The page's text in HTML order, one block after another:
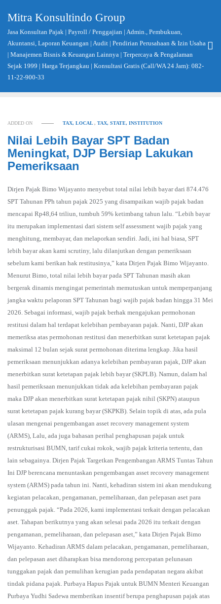
content
Mitra Konsultindo Group
Jasa Konsultan Pajak | Payroll / Penggajian | Admin., Pembukuan,
Akuntansi, Laporan Keuangan | Audit | Pendirian Perusahaan & Izin Usaha
| Manajemen Bisnis & Keuangan Lainnya | Terpercaya & Pengalaman
Sejak 1999 | Harga Terjangkau | Konsultasi Gratis (Call/WA 24 Jam): 082-
11-22-900-33
ADDED ON TAX, LOCAL,TAX, STATE, INSTITUTION
Nilai Lebih Bayar SPT Badan
Meningkat, DJP Bersiap Lakukan
Pemeriksaan
Dirjen Pajak Bimo Wijayanto menyebut total nilai lebih bayar dari 874.476
SPT Tahunan PPh tahun pajak 2025 yang disampaikan wajib pajak badan
mencapai Rp48,64 triliun, tumbuh 59% ketimbang tahun lalu. “Lebih bayar
itu merupakan implementasi dari sistem self assessment wajib pajak yang
menghitung, membayar, dan melaporkan sendiri. Jadi, ini hal biasa, SPT
lebih bayar akan kami scrutiny, lalu dilanjutkan dengan pemeriksaan
sebelum kami berikan hak restitusinya,” kata Dirjen Pajak Bimo Wijayanto.
Menurut Bimo, total nilai lebih bayar pada SPT Tahunan masih akan
bergerak dinamis mengingat pemerintah memutuskan untuk memperpanjang
jangka waktu pelaporan SPT Tahunan bagi wajib pajak badan hingga 31 Mei
2026. Sebagai informasi, wajib pajak berhak mengajukan permohonan
restitusi dalam hal terdapat kelebihan pembayaran pajak. Nanti, DJP akan
memeriksa atas permohonan restitusi dan menerbitkan surat ketetapan pajak
maksimal 12 bulan sejak surat permohonan diterima lengkap. Jika hasil
pemeriksaan menunjukkan adanya kelebihan pembayaran pajak, DJP akan
menerbitkan surat ketetapan pajak lebih bayar (SKPLB). Namun, dalam hal
hasil pemeriksaan menunjukkan tidak ada kelebihan pembayaran pajak
maka DJP akan menerbitkan surat ketetapan pajak nihil (SKPN) ataupun
surat ketetapan pajak kurang bayar (SKPKB). Selain topik di atas, ada pula
ulasan mengenai pengembangan asset recovery management system
(ARMS), Lalu, ada juga bahasan perihal penghapusan pajak untuk
restrukturisasi BUMN, tarif cukai rokok, wajib pajak kriteria tertentu, dan
lain sebagainya. Dirjen Pajak Targetkan Pengembangan ARMS Tuntas Tahun
Ini DJP berencana menuntaskan pengembangan asset recovery management
system (ARMS) pada tahun ini. Nanti, kehadiran sistem ini akan mendukung
kegiatan pelacakan, pengamanan, pemeliharaan, dan pelepasan aset para
penunggak pajak. “Pada 2026, kami implementasi terkait dengan pelacakan
aset. Tahapan berikutnya yang akan selesai pada 2026 itu terkait dengan
pengamanan, pemeliharaan, dan pelepasan aset,” kata Dirjen Pajak Bimo
Wijayanto. Kehadiran ARMS dalam pelacakan, pengamanan, pemeliharaan,
dan pelepasan aset diharapkan bisa mendorong percepatan pelunasan
tunggakan pajak dan pemulihan kerugian pada pendapatan negara akibat
tindak pidana pajak. Purbaya Hapus Pajak untuk BUMN Menteri Keuangan
Purbaya Yudhi Sadewa memberikan insentif berupa penghapusan pajak atas